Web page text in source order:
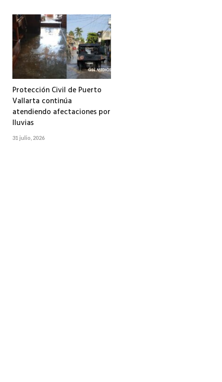
Protección Civil de Puerto
Vallarta continúa
atendiendo afectaciones por
lluvias
31 julio, 2026